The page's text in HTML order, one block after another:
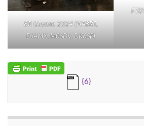
8R Guyana 2024 (HA8RT,
DJ4MX, M0SDV, DK6SP)
{6}